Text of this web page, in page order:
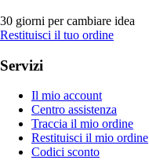
30 giorni per cambiare idea
Restituisci il tuo ordine
Servizi
Il mio account
Centro assistenza
Traccia il mio ordine
Restituisci il mio ordine
Codici sconto